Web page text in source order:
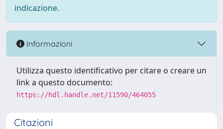
indicazione.
Informazioni
Utilizza questo identificativo per citare o creare un
link a questo documento:
https://hdl.handle.net/11590/464055
Citazioni